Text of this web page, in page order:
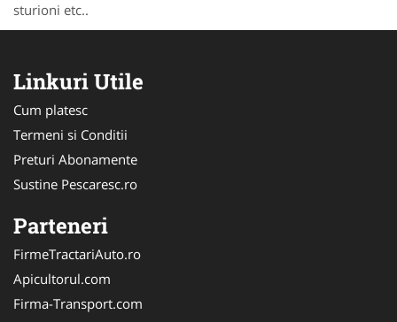
sturioni etc..
Linkuri Utile
Cum platesc
Termeni si Conditii
Preturi Abonamente
Sustine Pescaresc.ro
Parteneri
FirmeTractariAuto.ro
Apicultorul.com
Firma-Transport.com